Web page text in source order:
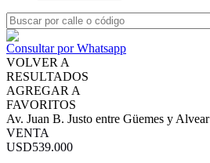
Consultar por Whatsapp
VOLVER A
RESULTADOS
AGREGAR A
FAVORITOS
Av. Juan B. Justo entre Güemes y Alvear
VENTA
USD539.000